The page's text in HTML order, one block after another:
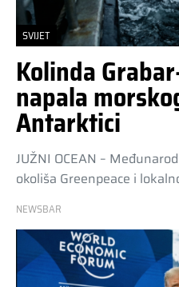
SVIJET
Kolinda
napala
Antarktici
JUŽNI OCEAN –
okoliša Greenpeace i
NEWSBAR